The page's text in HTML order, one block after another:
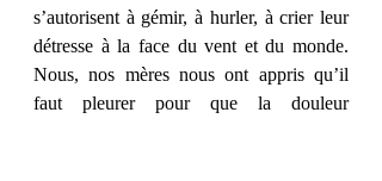
s’autorisent à gémir, à hurler, à crier leur
détresse à la face du vent et du monde.
Nous, nos mères nous ont appris qu’il
faut pleurer pour que la douleur